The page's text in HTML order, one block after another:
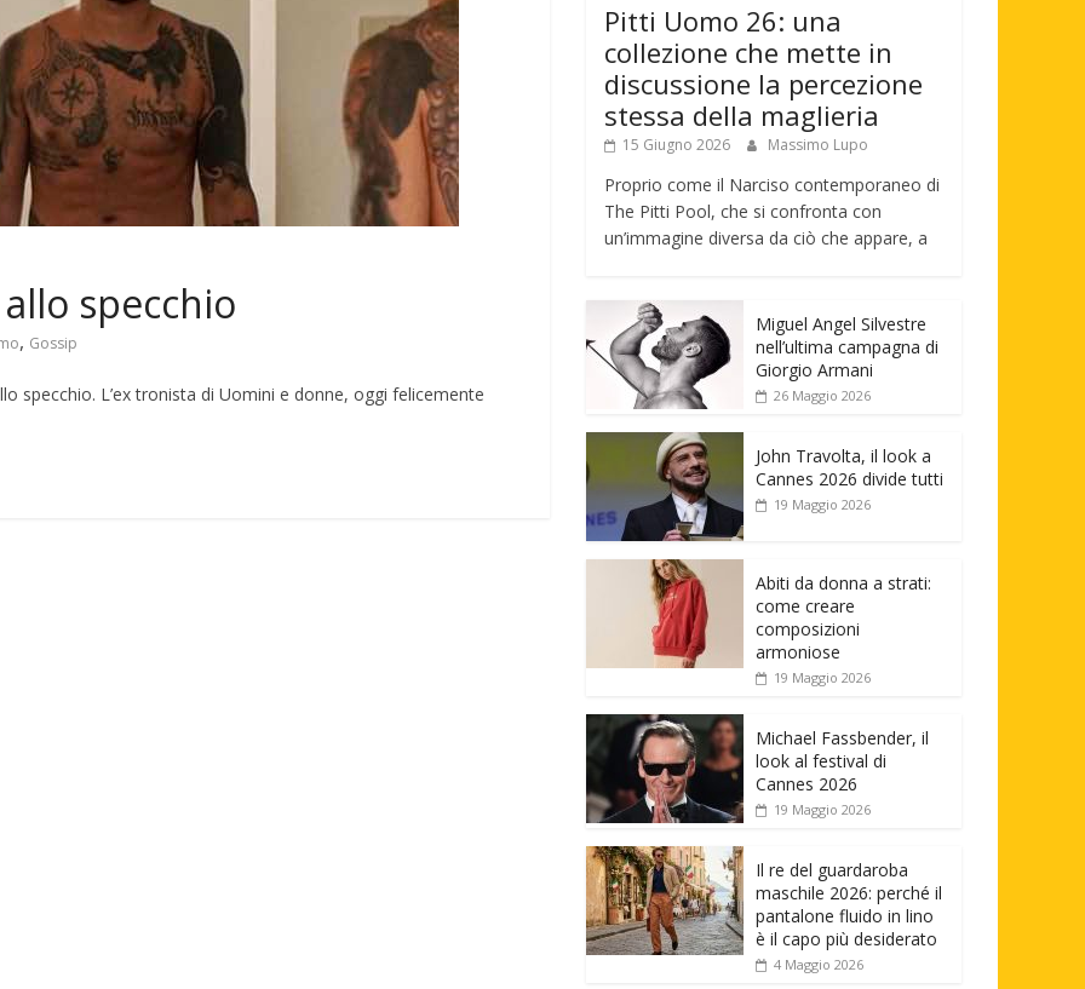
specchio
, Gossip
specchio. L’ex tronista di Uomini e donne, oggi felicemente
Pitti Uomo 26: una
collezione che mette in
discussione la percezione
stessa della maglieria
15 Giugno 2026 Massimo Lupo
Proprio come il Narciso contemporaneo di
The Pitti Pool, che si confronta con
un’immagine diversa da ciò che appare, a
Miguel Angel Silvestre
nell’ultima campagna di
Giorgio Armani
26 Maggio 2026
John Travolta, il look a
Cannes 2026 divide tutti
19 Maggio 2026
Abiti da donna a strati:
come creare
composizioni
armoniose
19 Maggio 2026
Michael Fassbender, il
look al festival di
Cannes 2026
19 Maggio 2026
Il re del guardaroba
maschile 2026: perché il
pantalone fluido in lino
è il capo più desiderato
4 Maggio 2026